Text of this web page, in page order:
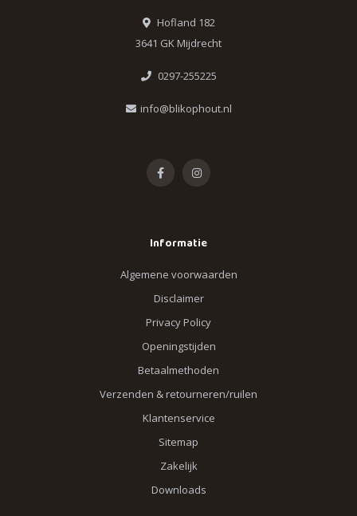
Hofland 182
3641 GK Mijdrecht
0297-255225
info@blikophout.nl
Informatie
Algemene voorwaarden
Disclaimer
Privacy Policy
Openingstijden
Betaalmethoden
Verzenden & retourneren/ruilen
Klantenservice
Sitemap
Zakelijk
Downloads